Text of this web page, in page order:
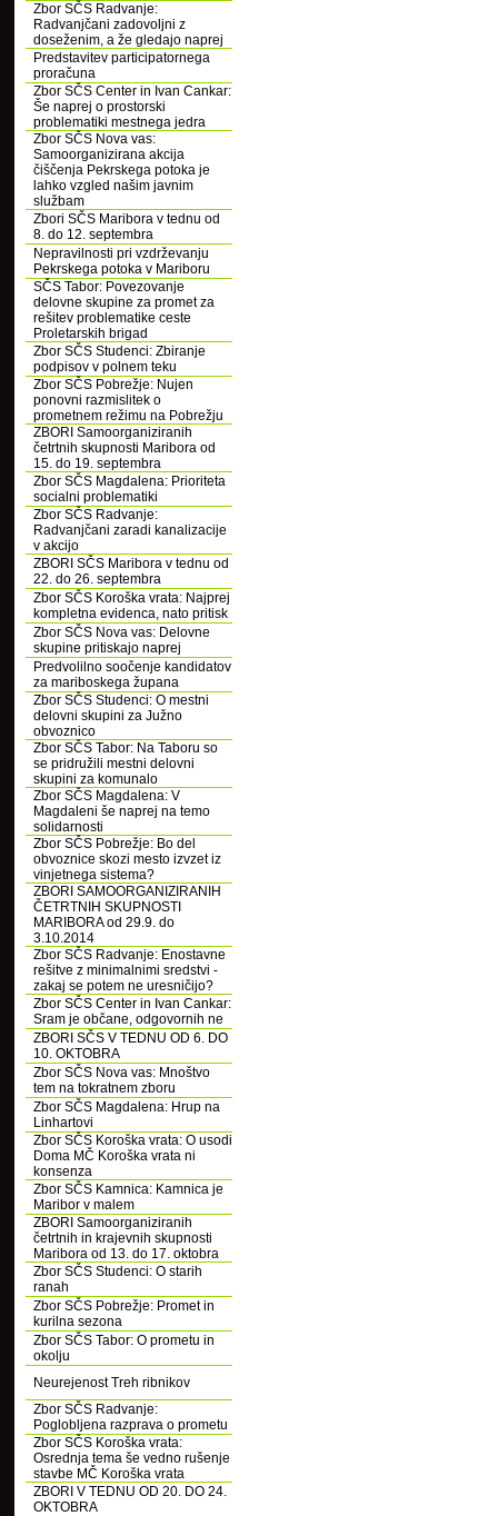
Zbor SČS Radvanje:
Radvanjčani zadovoljni z
doseženim, a že gledajo naprej
Predstavitev participatornega
proračuna
Zbor SČS Center in Ivan Cankar:
Še naprej o prostorski
problematiki mestnega jedra
Zbor SČS Nova vas:
Samoorganizirana akcija
čiščenja Pekrskega potoka je
lahko vzgled našim javnim
službam
Zbori SČS Maribora v tednu od
8. do 12. septembra
Nepravilnosti pri vzdrževanju
Pekrskega potoka v Mariboru
SČS Tabor: Povezovanje
delovne skupine za promet za
rešitev problematike ceste
Proletarskih brigad
Zbor SČS Studenci: Zbiranje
podpisov v polnem teku
Zbor SČS Pobrežje: Nujen
ponovni razmislitek o
prometnem režimu na Pobrežju
ZBORI Samoorganiziranih
četrtnih skupnosti Maribora od
15. do 19. septembra
Zbor SČS Magdalena: Prioriteta
socialni problematiki
Zbor SČS Radvanje:
Radvanjčani zaradi kanalizacije
v akcijo
ZBORI SČS Maribora v tednu od
22. do 26. septembra
Zbor SČS Koroška vrata: Najprej
kompletna evidenca, nato pritisk
Zbor SČS Nova vas: Delovne
skupine pritiskajo naprej
Predvolilno soočenje kandidatov
za mariboskega župana
Zbor SČS Studenci: O mestni
delovni skupini za Južno
obvoznico
Zbor SČS Tabor: Na Taboru so
se pridružili mestni delovni
skupini za komunalo
Zbor SČS Magdalena: V
Magdaleni še naprej na temo
solidarnosti
Zbor SČS Pobrežje: Bo del
obvoznice skozi mesto izvzet iz
vinjetnega sistema?
ZBORI SAMOORGANIZIRANIH
ČETRTNIH SKUPNOSTI
MARIBORA od 29.9. do
3.10.2014
Zbor SČS Radvanje: Enostavne
rešitve z minimalnimi sredstvi -
zakaj se potem ne uresničijo?
Zbor SČS Center in Ivan Cankar:
Sram je občane, odgovornih ne
ZBORI SČS V TEDNU OD 6. DO
10. OKTOBRA
Zbor SČS Nova vas: Mnoštvo
tem na tokratnem zboru
Zbor SČS Magdalena: Hrup na
Linhartovi
Zbor SČS Koroška vrata: O usodi
Doma MČ Koroška vrata ni
konsenza
Zbor SČS Kamnica: Kamnica je
Maribor v malem
ZBORI Samoorganiziranih
četrtnih in krajevnih skupnosti
Maribora od 13. do 17. oktobra
Zbor SČS Studenci: O starih
ranah
Zbor SČS Pobrežje: Promet in
kurilna sezona
Zbor SČS Tabor: O prometu in
okolju
Neurejenost Treh ribnikov
Zbor SČS Radvanje:
Poglobljena razprava o prometu
Zbor SČS Koroška vrata:
Osrednja tema še vedno rušenje
stavbe MČ Koroška vrata
ZBORI V TEDNU OD 20. DO 24.
OKTOBRA